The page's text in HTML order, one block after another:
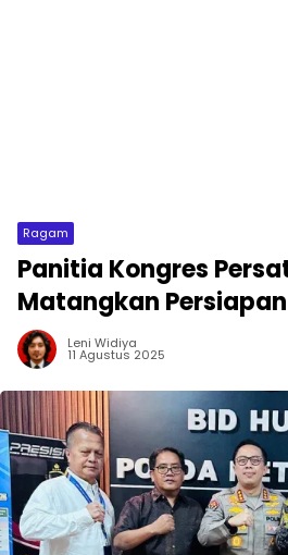
Ragam
Panitia Kongres
Matangkan Persiapan
Leni Widiya
11 Agustus 2025